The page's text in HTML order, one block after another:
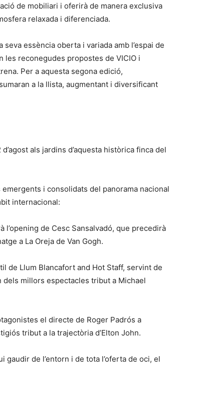
de mobiliari i oferirà de manera exclusiva
relaxada i diferenciada.
essència oberta i variada amb l’espai de
les reconegudes propostes de VICIO i
Per a aquesta segona edició,
a la llista, augmentant i diversificant
als jardins d’aquesta històrica finca del
i consolidats del panorama nacional
internacional:
de Cesc Sansalvadó, que precedirà
a La Oreja de Van Gogh.
de Llum Blancafort and Hot Staff, servint de
millors espectacles tribut a Michael
el directe de Roger Padrós a
tribut a la trajectòria d’Elton John.
gaudir de l’entorn i de tota l’oferta de oci, el